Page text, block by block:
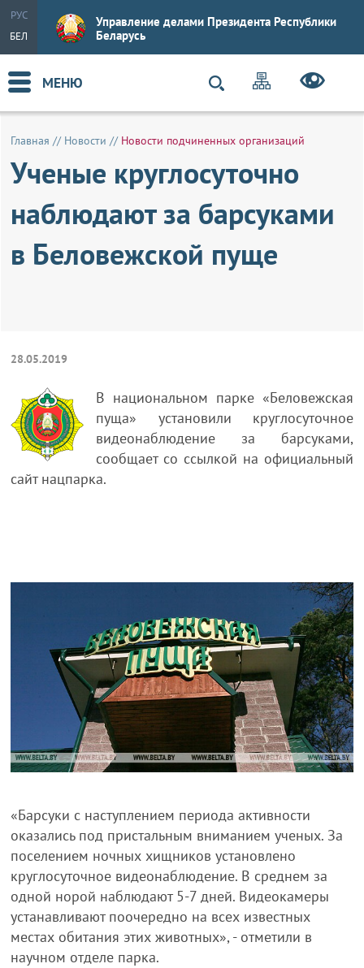
РУС
БЕЛ
Управление делами Президента Республики
Беларусь
МЕНЮ
Главная // Новости // Новости подчиненных организаций
Ученые круглосуточно
наблюдают за барсуками
в Беловежской пуще
28.05.2019
В национальном парке «Беловежская
пуща» установили круглосуточное
видеонаблюдение за барсуками,
сообщает со ссылкой на официальный
сайт нацпарка.
«Барсуки с наступлением периода активности
оказались под пристальным вниманием ученых. За
поселением ночных хищников установлено
круглосуточное видеонаблюдение. В среднем за
одной норой наблюдают 5-7 дней. Видеокамеры
устанавливают поочередно на всех известных
местах обитания этих животных», - отметили в
научном отделе парка.